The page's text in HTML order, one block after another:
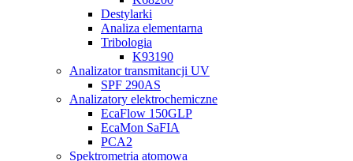
Destylarki
Analiza elementarna
Tribologia
K93190
Analizator transmitancji UV
SPF 290AS
Analizatory elektrochemiczne
EcaFlow 150GLP
EcaMon SaFIA
PCA2
Spektrometria atomowa